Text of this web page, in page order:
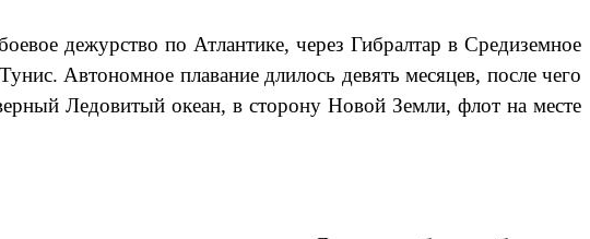
дежурство по Атлантике, через Гибралтар в Средиземное
Автономное плавание длилось девять месяцев, после чего
Ледовитый океан, в сторону Новой Земли, флот на месте